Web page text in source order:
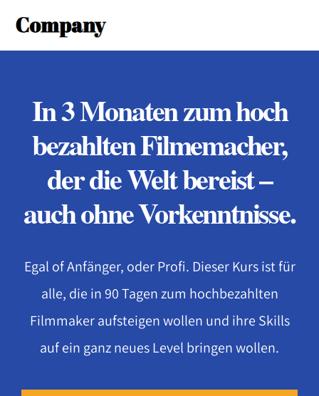
In 3 Monaten zum hoch
bezahlten Filmemacher,
der die Welt bereist –
auch ohne Vorkenntnisse.
Egal of Anfänger, oder Profi. Dieser Kurs ist für
alle, die in 90 Tagen zum hochbezahlten
Filmmaker aufsteigen wollen und ihre Skills
auf ein ganz neues Level bringen wollen.